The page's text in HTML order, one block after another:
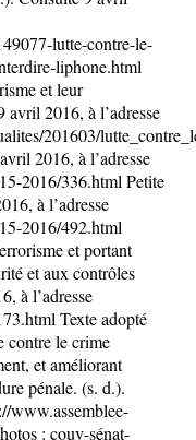
lutte-contre-le-
liphone.html
et leur
2016, à l’adresse
201603/
2016, à l’adresse
2016/336.html Petite
à l’adresse
2016/492.html
et portant
et aux contrôles
à l’adresse
Texte adopté
contre le crime
et améliorant
pénale. (s. d.).
www.assemblee-
: couv-sénat-